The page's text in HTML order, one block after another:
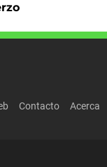
Contacto
Acerca